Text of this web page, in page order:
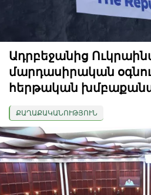
Ադրբեջանից
մարդասիրական
հերթական
ՔԱՂԱՔԱԿԱՆՈՒԹՅՈՒՆ